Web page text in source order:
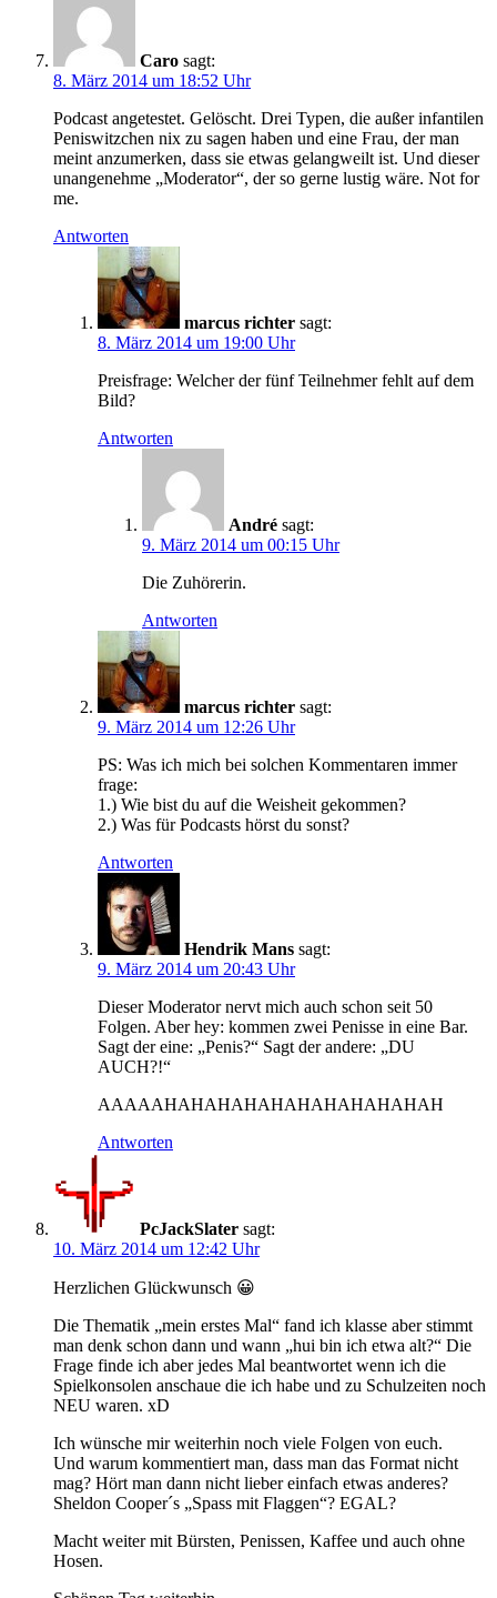
Caro sagt:
8. März 2014 um 18:52 Uhr
Podcast angetestet. Gelöscht. Drei Typen, die außer infantilen
Peniswitzchen nix zu sagen haben und eine Frau, der man
meint anzumerken, dass sie etwas gelangweilt ist. Und dieser
unangenehme „Moderator“, der so gerne lustig wäre. Not for
me.
Antworten
marcus richter sagt:
8. März 2014 um 19:00 Uhr
Preisfrage: Welcher der fünf Teilnehmer fehlt auf dem
Bild?
Antworten
André sagt:
9. März 2014 um 00:15 Uhr
Die Zuhörerin.
Antworten
marcus richter sagt:
9. März 2014 um 12:26 Uhr
PS: Was ich mich bei solchen Kommentaren immer
frage:
1.) Wie bist du auf die Weisheit gekommen?
2.) Was für Podcasts hörst du sonst?
Antworten
Hendrik Mans sagt:
9. März 2014 um 20:43 Uhr
Dieser Moderator nervt mich auch schon seit 50
Folgen. Aber hey: kommen zwei Penisse in eine Bar.
Sagt der eine: „Penis?“ Sagt der andere: „DU
AUCH?!“
AAAAAHAHAHAHAHAHAHAHAHAHAH
Antworten
PcJackSlater sagt:
10. März 2014 um 12:42 Uhr
Herzlichen Glückwunsch 😀
Die Thematik „mein erstes Mal“ fand ich klasse aber stimmt
man denk schon dann und wann „hui bin ich etwa alt?“ Die
Frage finde ich aber jedes Mal beantwortet wenn ich die
Spielkonsolen anschaue die ich habe und zu Schulzeiten noch
NEU waren. xD
Ich wünsche mir weiterhin noch viele Folgen von euch.
Und warum kommentiert man, dass man das Format nicht
mag? Hört man dann nicht lieber einfach etwas anderes?
Sheldon Cooper´s „Spass mit Flaggen“? EGAL?
Macht weiter mit Bürsten, Penissen, Kaffee und auch ohne
Hosen.